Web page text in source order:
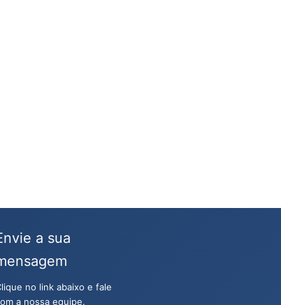
a sua
no link abaixo e fale
a nossa equipe.